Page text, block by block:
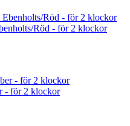
Röd - för 2 klockor
- för 2 klockor